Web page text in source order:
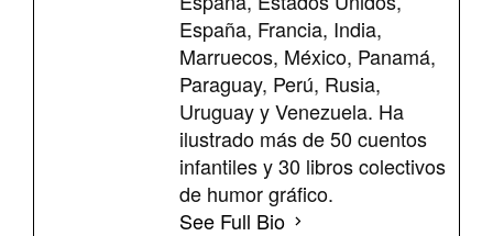
España, Francia, India,
Marruecos, México, Panamá,
Paraguay, Perú, Rusia,
Uruguay y Venezuela. Ha
ilustrado más de 50 cuentos
infantiles y 30 libros colectivos
de humor gráfico.
See Full Bio